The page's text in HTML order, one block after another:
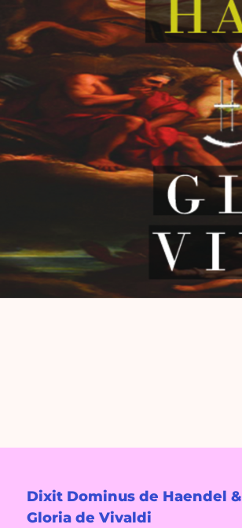
Dixit Dominus de Haendel &
Gloria de Vivaldi